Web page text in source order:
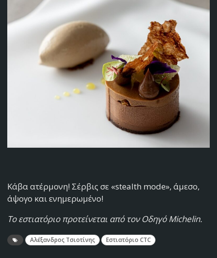
Κάβα ατέρμονη! Σέρβις σε «stealth mode», άμεσο,
άψογο και ενημερωμένο!
Το εστιατόριο προτείνεται από τον Οδηγό Michelin.
Αλέξανδρος Τσιοτίνης Εστιατόριο CTC